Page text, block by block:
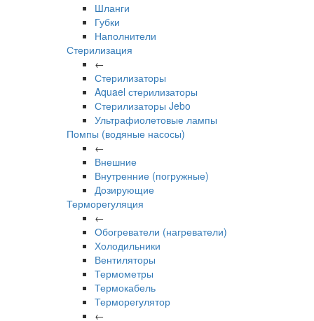
Шланги
Губки
Наполнители
Стерилизация
←
Стерилизаторы
Aquael стерилизаторы
Стерилизаторы Jebo
Ультрафиолетовые лампы
Помпы (водяные насосы)
←
Внешние
Внутренние (погружные)
Дозирующие
Терморегуляция
←
Обогреватели (нагреватели)
Холодильники
Вентиляторы
Термометры
Термокабель
Терморегулятор
←